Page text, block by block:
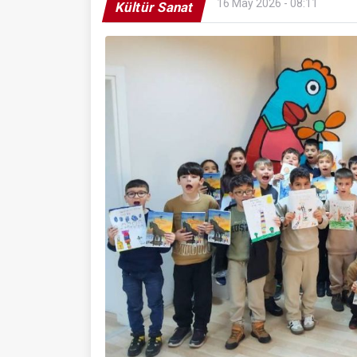
Kültür Sanat 16 May 2026 - 08:11